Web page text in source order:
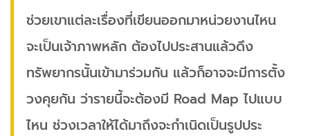
ช่วยเขาแต่ละเรื่องที่เขียนออกมาหน่วยงานไหน
จะเป็นเจ้าภาพหลัก ต้องไปประสานแล้วดึง
ทรัพยากรนั้นเข้ามาร่วมกัน แล้วก็อาจจะมีการตั้ง
วงคุยกัน ว่ารายนี้จะต้องมี Road Map ไปแบบ
ไหน ช่วงเวลาให้ได้มาถึงจะกำเนิดเป็นรูปประ